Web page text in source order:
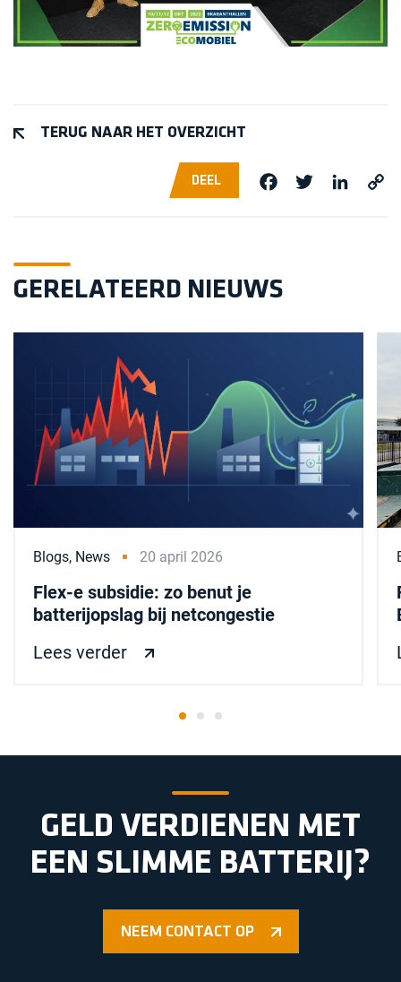
TERUG NAAR HET OVERZICHT
DEEL
GERELATEERD NIEUWS
Blogs, News 20 april 2026
Flex-e subsidie: zo benut je
batterijopslag bij netcongestie
Lees verder
GELD VERDIENEN MET
EEN SLIMME BATTERIJ?
NEEM CONTACT OP